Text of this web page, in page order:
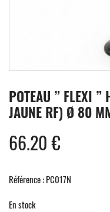
POTEAU ” FLEXI
JAUNE RF) Ø 80
66.20€
Référence : PC017N
En stock